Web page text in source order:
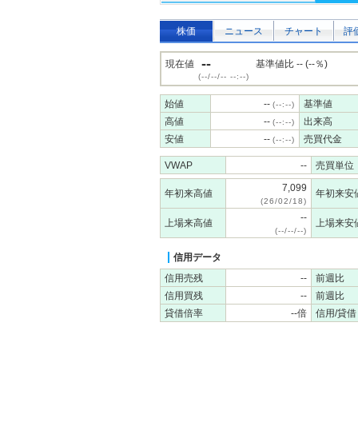
株価 ニュース チャート 評
現在値 --
(--/--/-- --:--)
基準値比 -- (--％)
始値 -- (--:--)
基準値
高値
-- (--:--)
出来高
安値
-- (--:--) 売買代金
VWAP -- 売買単位
年初来高値 7,099
(26/02/18)
年初来安
上場来高値 --
(--/--/--)
上場来安
信用データ
信用売残
--
前週比
信用買残
--
前週比
貸借倍率
--倍 信用/貸借